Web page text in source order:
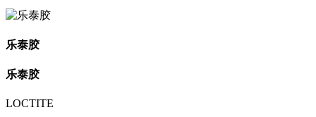
乐泰胶
乐泰胶
LOCTITE